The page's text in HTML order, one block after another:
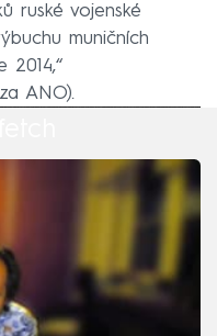
ruské vojenské
muničních
2014,“
ANO).